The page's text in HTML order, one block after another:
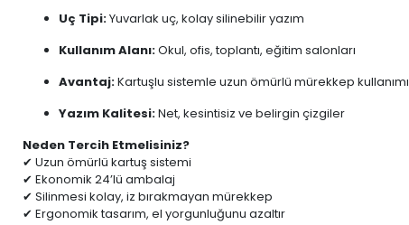
Uç Tipi:Yuvarlak uç, kolay silinebilir yazım
Kullanım Alanı:Okul, ofis, toplantı, eğitim salonları
Avantaj:Kartuşlu sistemle uzun ömürlü mürekkep kullanımı
Yazım Kalitesi:Net, kesintisiz ve belirgin çizgiler
Neden Tercih Etmelisiniz?
✔ Uzun ömürlü kartuş sistemi
✔ Ekonomik 24’lü ambalaj
✔ Silinmesi kolay, iz bırakmayan mürekkep
✔ Ergonomik tasarım, el yorgunluğunu azaltır